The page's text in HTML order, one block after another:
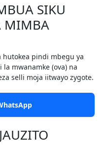
SIKU
MIMBA
hutokea pindi mbegu ya
mwanamke (ova) na
selli moja iitwayo zygote.